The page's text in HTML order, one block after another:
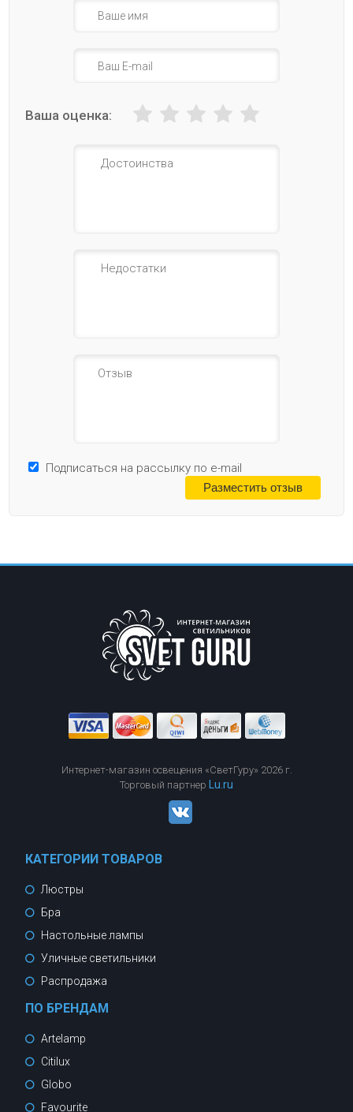
Ваша оценка:
Подписаться на рассылку по e-mail
Интернет-магазин освещения «СветГуру» 2026 г.
Торговый партнер Lu.ru
КАТЕГОРИИ ТОВАРОВ
Люстры
Бра
Настольные лампы
Уличные светильники
Распродажа
ПО БРЕНДАМ
Artelamp
Citilux
Globo
Favourite